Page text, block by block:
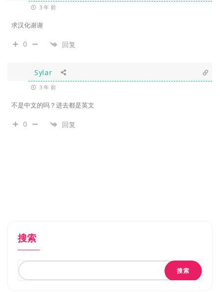
3 年 前
求汉化谢谢
0 回复
Sylar
3 年 前
不是中文的吗？进去都是英文
0 回复
搜索
搜索